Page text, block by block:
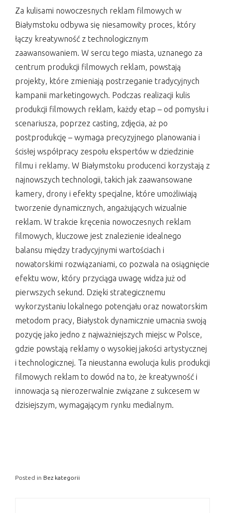
Za kulisami nowoczesnych reklam filmowych w
Białymstoku odbywa się niesamowity proces, który
łączy kreatywność z technologicznym
zaawansowaniem. W sercu tego miasta, uznanego za
centrum produkcji filmowych reklam, powstają
projekty, które zmieniają postrzeganie tradycyjnych
kampanii marketingowych. Podczas realizacji kulis
produkcji filmowych reklam, każdy etap – od pomysłu i
scenariusza, poprzez casting, zdjęcia, aż po
postprodukcję – wymaga precyzyjnego planowania i
ścisłej współpracy zespołu ekspertów w dziedzinie
filmu i reklamy. W Białymstoku producenci korzystają z
najnowszych technologii, takich jak zaawansowane
kamery, drony i efekty specjalne, które umożliwiają
tworzenie dynamicznych, angażujących wizualnie
reklam. W trakcie kręcenia nowoczesnych reklam
filmowych, kluczowe jest znalezienie idealnego
balansu między tradycyjnymi wartościach i
nowatorskimi rozwiązaniami, co pozwala na osiągnięcie
efektu wow, który przyciąga uwagę widza już od
pierwszych sekund. Dzięki strategicznemu
wykorzystaniu lokalnego potencjału oraz nowatorskim
metodom pracy, Białystok dynamicznie umacnia swoją
pozycję jako jedno z najważniejszych miejsc w Polsce,
gdzie powstają reklamy o wysokiej jakości artystycznej
i technologicznej. Ta nieustanna ewolucja kulis produkcji
filmowych reklam to dowód na to, że kreatywność i
innowacja są nierozerwalnie związane z sukcesem w
dzisiejszym, wymagającym rynku medialnym.
Posted in Bez kategorii